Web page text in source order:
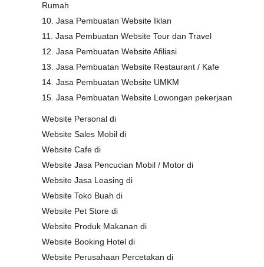
Rumah
10. Jasa Pembuatan Website Iklan
11. Jasa Pembuatan Website Tour dan Travel
12. Jasa Pembuatan Website Afiliasi
13. Jasa Pembuatan Website Restaurant / Kafe
14. Jasa Pembuatan Website UMKM
15. Jasa Pembuatan Website Lowongan pekerjaan
Website Personal di
Website Sales Mobil di
Website Cafe di
Website Jasa Pencucian Mobil / Motor di
Website Jasa Leasing di
Website Toko Buah di
Website Pet Store di
Website Produk Makanan di
Website Booking Hotel di
Website Perusahaan Percetakan di